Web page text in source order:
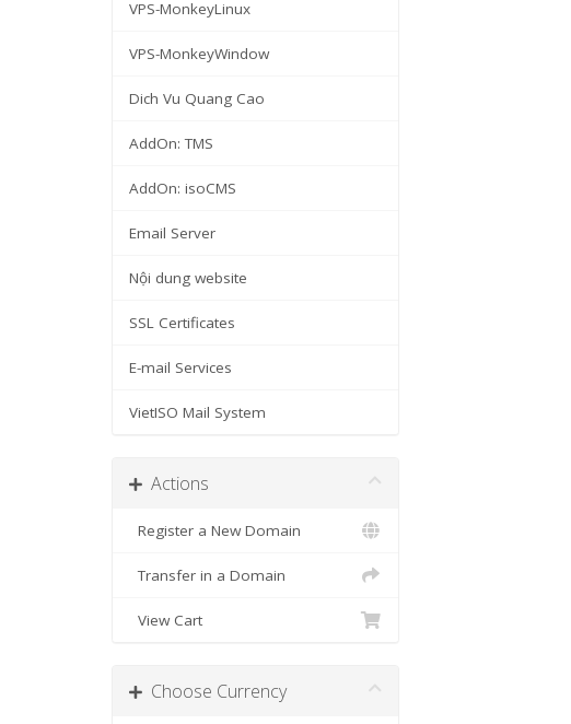
VPS-MonkeyLinux
VPS-MonkeyWindow
Dich Vu Quang Cao
AddOn: TMS
AddOn: isoCMS
Email Server
Nội dung website
SSL Certificates
E-mail Services
VietISO Mail System
Actions
Register a New Domain
Transfer in a Domain
View Cart
Choose Currency